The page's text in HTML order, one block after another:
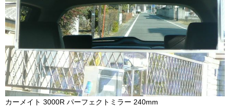
カーメイト 3000R パーフェクトミラー 240mm